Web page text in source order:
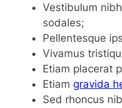
Vestibulum
sodales;
Pellentesque
Vivamus
Etiam placerat
Etiamgravida
Sed rhoncus